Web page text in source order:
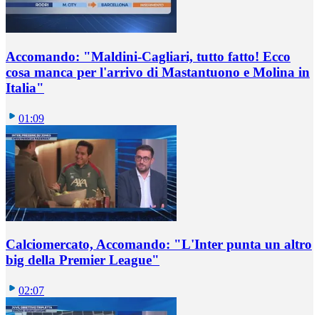
Accomando: "Maldini-Cagliari, tutto fatto! Ecco
cosa manca per l'arrivo di Mastantuono e Molina in
Italia"
01:09
Calciomercato, Accomando: "L'Inter punta un altro
big della Premier League"
02:07